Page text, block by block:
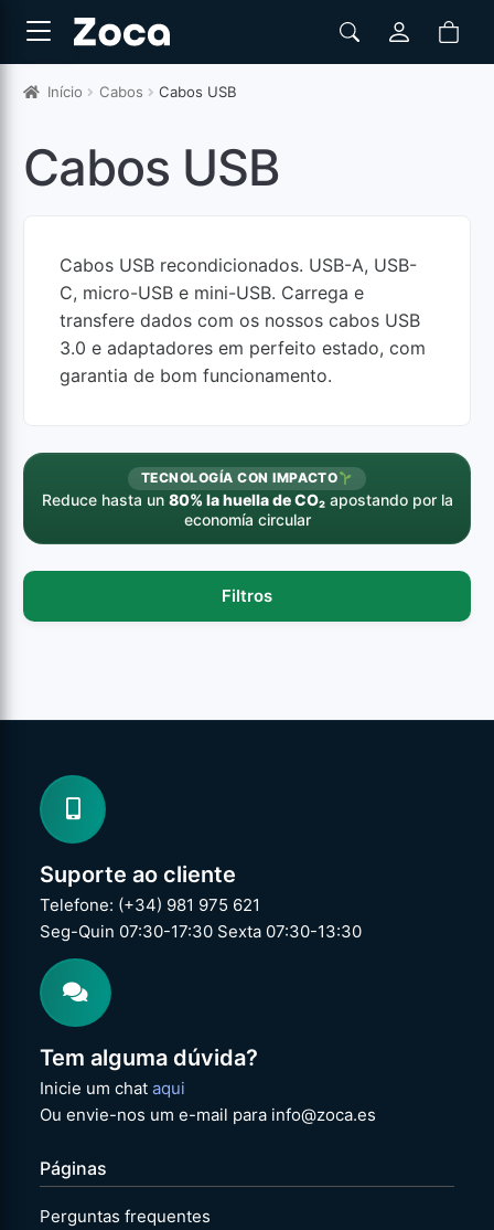
Início Cabos Cabos USB
Cabos USB
Cabos USB recondicionados. USB-A, USB-
C, micro-USB e mini-USB. Carrega e
transfere dados com os nossos cabos USB
3.0 e adaptadores em perfeito estado, com
garantia de bom funcionamento.
TECNOLOGÍA CON IMPACTO
Reduce hasta un 80% la huella de CO₂apostando por la
economía circular
Filtros
Suporte ao cliente
Telefone: (+34) 981 975 621
Seg-Quin 07:30-17:30 Sexta 07:30-13:30
Tem alguma dúvida?
Inicie um chataqui
Ou envie-nos um e-mail para info@zoca.es
Páginas
Perguntas frequentes